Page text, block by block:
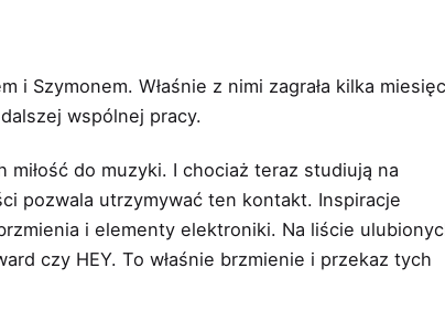
i Szymonem. Właśnie z nimi zagrała kilka
wspólnej pracy.
miłość do muzyki. I chociaż teraz studiują na
pozwala utrzymywać ten kontakt. Inspiracje
i elementy elektroniki. Na liście
czy HEY. To właśnie brzmienie i przekaz tych